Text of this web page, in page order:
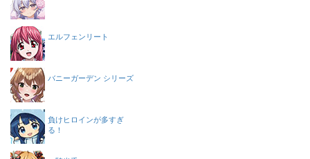
エルフェンリート
バニーガーデン シリーズ
負けヒロインが多すぎ
る！